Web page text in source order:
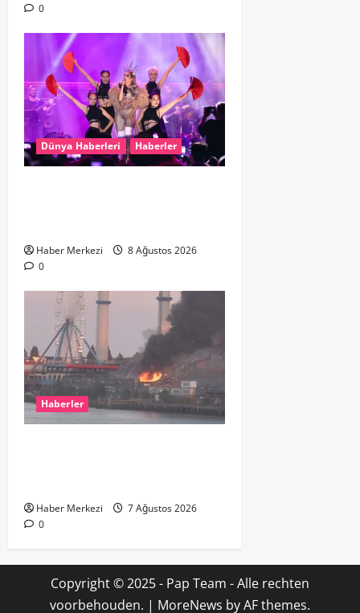
0
Dünya Haberleri Haberler
Haber Merkezi
8 Ağustos 2026
0
Haberler
Haber Merkezi
7 Ağustos 2026
0
Copyright © 2025 - Pap Team - Alle rechten
voorbehouden. | MoreNews by AF themes.